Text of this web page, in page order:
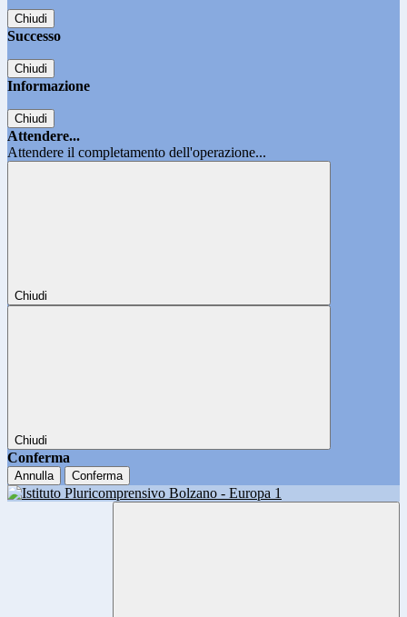
Chiudi
Successo
Chiudi
Informazione
Chiudi
Attendere...
Attendere il completamento dell'operazione...
Chiudi
Chiudi
Conferma
Annulla Conferma